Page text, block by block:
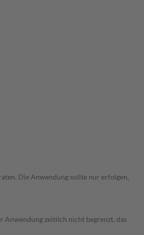
Die Anwendung sollte nur erfolgen,
zeitlich nicht begrenzt, das